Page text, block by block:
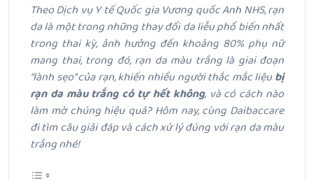
Theo Dịch vụ Y tế Quốc gia Vương quốc Anh NHS, rạn
da là một trong những thay đổi da liễu phổ biến nhất
trong thai kỳ, ảnh hưởng đến khoảng 80% phụ nữ
mang thai, trong đó, rạn da màu trắng là giai đoạn
“lành sẹo” của rạn, khiến nhiều người thắc mắc liệubị
rạn da màu trắng có tự hết không, và có cách nào
làm mờ chúng hiệu quả? Hôm nay, cùng Daibaccare
đi tìm câu giải đáp và cách xử lý đúng với rạn da màu
trắng nhé!